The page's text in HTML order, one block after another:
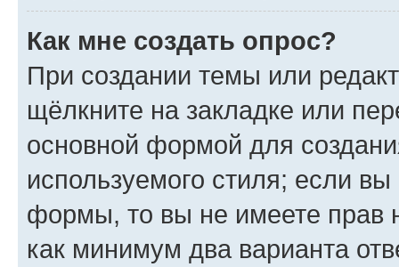
Как мне создать опрос?
При создании темы или
щёлкните на закладке или
основной формой для
используемого стиля; если
формы, то вы не имеете прав
как минимум два варианта